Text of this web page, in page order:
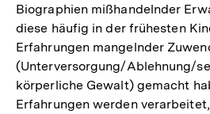
Biographien mißhandelnder
diese häufig in der frühesten
Erfahrungen mangelnder
(Unterversorgung/Ablehnung/
körperliche Gewalt) gemacht
Erfahrungen werden